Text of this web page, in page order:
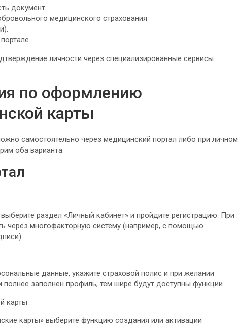
документ.
медицинского страхования.
личности через специализированные сервисы
по оформлению
карты
самостоятельно через медицинский портал либо при личном
оба варианта.
раздел «Личный кабинет» и пройдите регистрацию. При
через многофакторную систему (например, с помощью
данные, укажите страховой полис и при желании
заполнен профиль, тем шире будут доступны функции.
карты
карты» выберите функцию создания или активации